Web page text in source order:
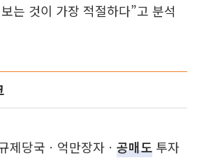
는 것이 가장 적절하다”고 분석
제당국ㆍ억만장자ㆍ 공매도 투자